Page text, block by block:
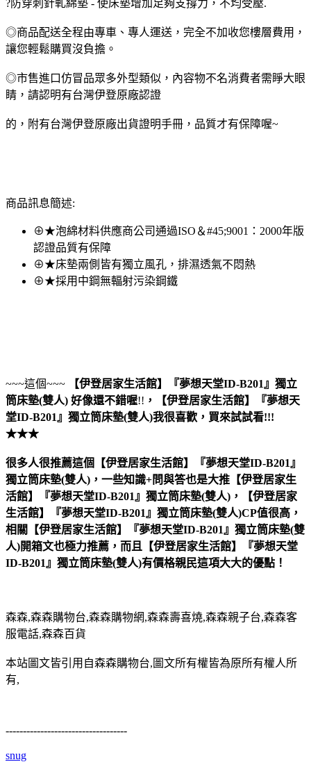
?防穿刺針軋綿墊 - 使床墊增加足夠支撐力，不均受壓.
◎商品配送全程由專車、專人運送，完全不加收您樓層費用，
讓您輕鬆購買沒負擔。
◎市售進口仿冒品眾多外型類似，內容物不名消費者需睜大眼
睛，請認明有台灣伊登原廠認證
的，附有台灣伊登原廠出貨證明手冊，品質才有保障喔~
商品訊息簡述:
⊕★泡綿材料供應商公司通過ISO＆#45;9001：2000年版
認證品質有保障
⊕★床墊兩側皆有獨立風孔，排濕透氣不悶熱
⊕★採用中鋼無輻射污染鋼鐵
~~~這個~~~
【伊登居家生活館】『夢想天堂ID-B201』獨立
筒床墊(雙人) 好像還不錯喔!! ，
【伊登居家生活館】『夢想天
堂ID-B201』獨立筒床墊(雙人)我很喜歡，買來試試看!!!
★★★
很多人很推薦這個【伊登居家生活館】『夢想天堂ID-B201』
獨立筒床墊(雙人)，一些知識+問與答也是大推【伊登居家生
活館】『夢想天堂ID-B201』獨立筒床墊(雙人)，【伊登居家
生活館】『夢想天堂ID-B201』獨立筒床墊(雙人)CP值很高，
相關【伊登居家生活館】『夢想天堂ID-B201』獨立筒床墊(雙
人)開箱文也極力推薦，而且【伊登居家生活館】『夢想天堂
ID-B201』獨立筒床墊(雙人)有價格親民這項大大的優點！
森森,森森購物台,森森購物網,森森壽喜燒,森森親子台,森森客
服電話,森森百貨
本站圖文皆引用自森森購物台,圖文所有權皆為原所有權人所
有,
-----------------------------------
snug